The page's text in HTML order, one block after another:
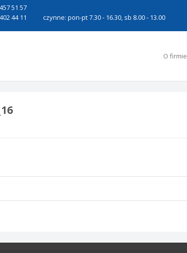
51 57
44 11
czynne: pon-pt 7.30 - 16.30, sb 8.00 - 13.00
O firmie